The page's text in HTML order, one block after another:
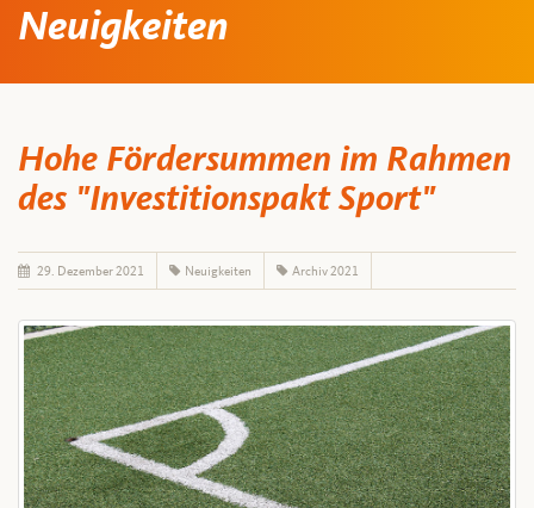
Neuigkeiten
Hohe Fördersummen im Rahmen
des "Investitionspakt Sport"
29. Dezember 2021 Neuigkeiten Archiv 2021